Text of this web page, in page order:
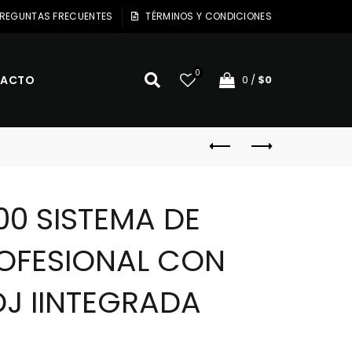
FRECUENTES TÉRMINOS Y CONDICIONES
0 0 / $0
SISTEMA DE
CON
IINTEGRADA